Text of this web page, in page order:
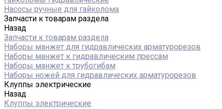
Насосы ручные для гайколома
Запчасти к товарам раздела
Назад
Запчасти к товарам раздела
Наборы манжет для гидравлических арматурорезов
Наборы манжет к гидравлическим прессам
Наборы манжет к трубогибам
Наборы ножей для гидравлических арматурорезов
Клуппы электрические
Назад
Клуппы электрические